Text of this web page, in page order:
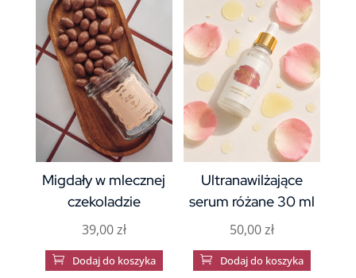
Migdały w mlecznej
czekoladzie
39,00zł
 Dodaj do koszyka
Ultranawilżające
serum różane 30 ml
50,00zł
 Dodaj do koszyka